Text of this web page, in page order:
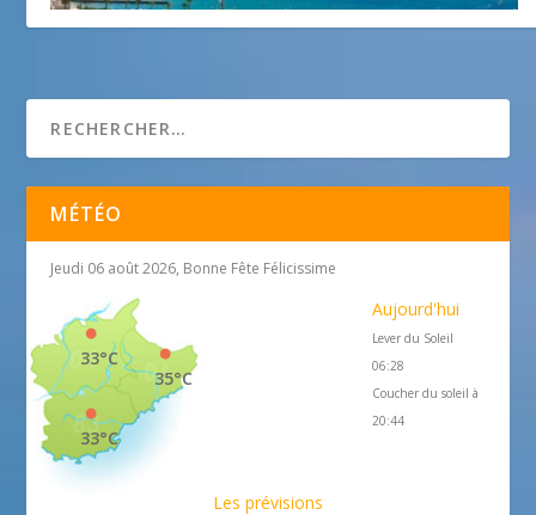
MÉTÉO
Jeudi 06 août 2026, Bonne Fête Félicissime
35°C
33°C
33°C
Aujourd'hui
Lever du Soleil
06:28
Coucher du soleil à
20:44
Les prévisions